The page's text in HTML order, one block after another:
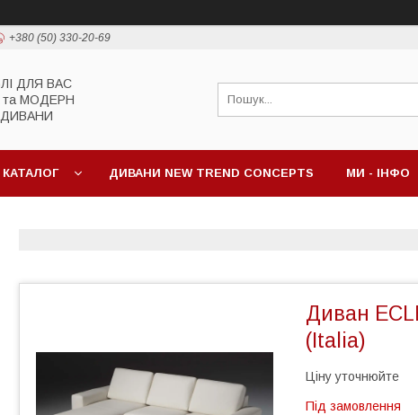
+380 (50) 330-20-69
ДЛЯ ВАС
та МОДЕРН
ДИВАНИ
КАТАЛОГ ДИВАНИ NEW TREND CONCEPTS МИ - ІНФО
Диван
(Italia)
Ціну уточнюйте
Під замовлення